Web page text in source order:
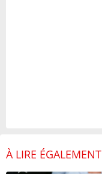
À LIRE ÉGALEMENT